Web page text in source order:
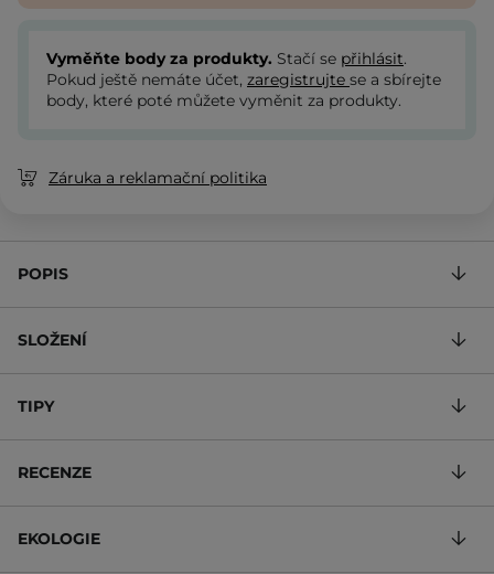
Vyměňte body za produkty. Stačí se přihlásit.
Pokud ještě nemáte účet, zaregistrujte se a sbírejte
body, které poté můžete vyměnit za produkty.
Záruka a reklamační politika
POPIS
SLOŽENÍ
TIPY
RECENZE
EKOLOGIE